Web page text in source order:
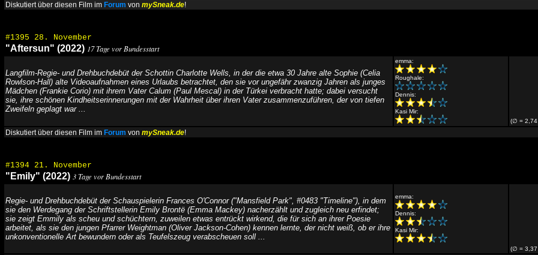
Diskutiert über diesen Film im Forum von mySneak.de!
#1395 28. November
"Aftersun" (2022) 17 Tage vor Bundesstart
Langfilm-Regie- und Drehbuchdebüt der Schottin Charlotte Wells, in der die etwa 30 Jahre alte Sophie (Celia
Rowlson-Hall) alte Videoaufnahmen eines Urlaubs betrachtet, den sie vor ungefähr zwanzig Jahren als junges
Mädchen (Frankie Corio) mit ihrem Vater Calum (Paul Mescal) in der Türkei verbracht hatte; dabei versucht
sie, ihre schönen Kindheitserinnerungen mit der Wahrheit über ihren Vater zusammenzuführen, der von tiefen
Zweifeln geplagt war ...
emma:
Roughale:
Dennis:
Kasi Mir:
(∅ = 2,74
Diskutiert über diesen Film im Forum von mySneak.de!
#1394 21. November
"Emily" (2022) 3 Tage vor Bundesstart
Regie- und Drehbuchdebüt der Schauspielerin Frances O'Connor ("Mansfield Park", #0483 "Timeline"), in dem
sie den Werdegang der Schriftstellerin Emily Brontë (Emma Mackey) nacherzählt und zugleich neu erfindet;
sie zeigt Emmily als scheu und schüchtern, zuweilen etwas entrückt wirkend, die für sich an ihrer Poesie
arbeitet, als sie den jungen Pfarrer Weightman (Oliver Jackson-Cohen) kennen lernte, der nicht weiß, ob er ihre
unkonventionelle Art bewundern oder als Teufelszeug verabscheuen soll ...
emma:
Dennis:
Kasi Mir:
(∅ = 3,37